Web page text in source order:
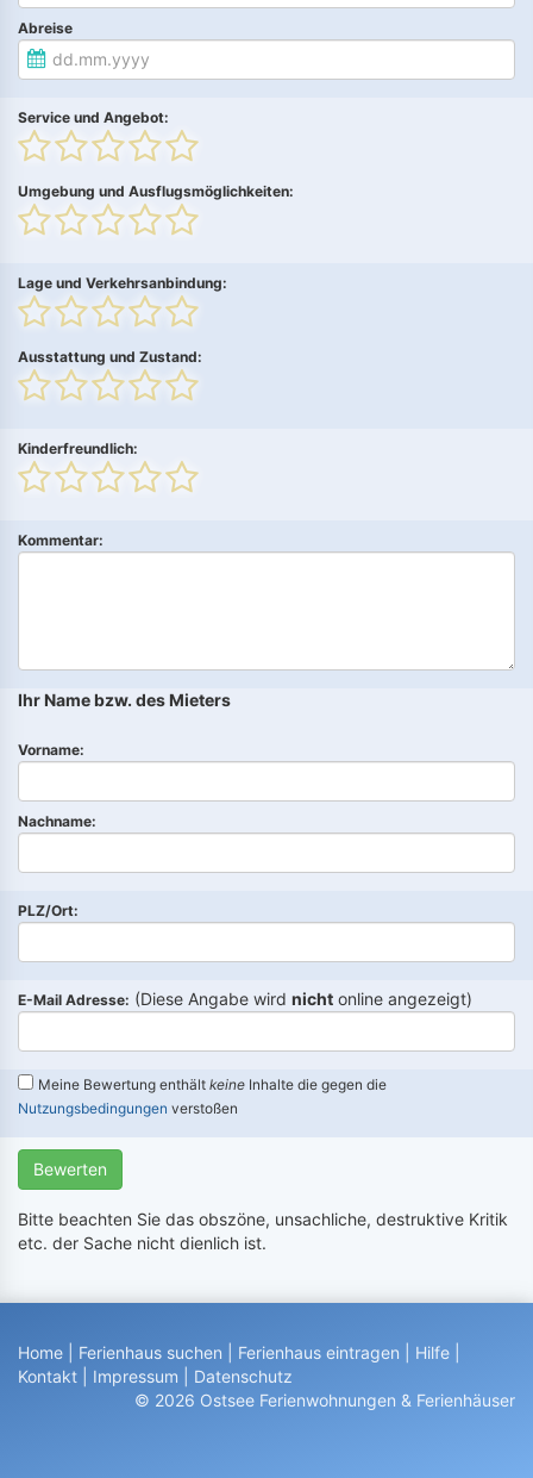
Abreise
Service und Angebot:
Umgebung und Ausflugsmöglichkeiten:
Lage und Verkehrsanbindung:
Ausstattung und Zustand:
Kinderfreundlich:
Kommentar:
Ihr Name bzw. des Mieters
Vorname:
Nachname:
PLZ/Ort:
E-Mail Adresse: (Diese Angabe wird nicht online angezeigt)
Meine Bewertung enthält keine Inhalte die gegen die
Nutzungsbedingungen verstoßen
Bewerten
Bitte beachten Sie das obszöne, unsachliche, destruktive Kritik
etc. der Sache nicht dienlich ist.
Home Ferienhaus suchen Ferienhaus eintragen Hilfe
Kontakt
Impressum
Datenschutz
© 2026 Ostsee Ferienwohnungen & Ferienhäuser